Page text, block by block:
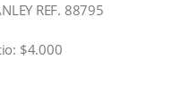
REF. 88795
$4.000